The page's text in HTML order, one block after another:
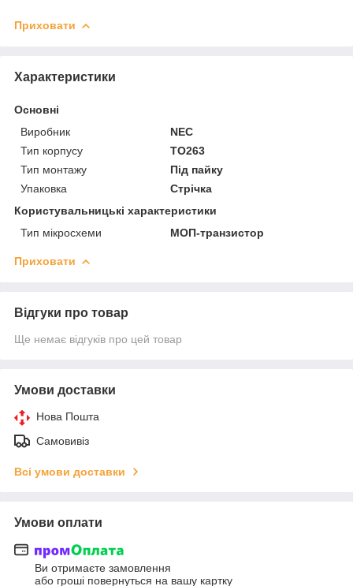
Приховати
Характеристики
Основні
Виробник
NEC
Тип корпусу
TO263
Тип монтажу
Під пайку
Упаковка
Стрічка
Користувальницькі характеристики
Тип мікросхеми
МОП-транзистор
Приховати
Відгуки про товар
Ще немає відгуків про цей товар
Умови доставки
Нова Пошта
Самовивіз
Всі умови доставки
Умови оплати
Ви отримаєте замовлення
або гроші повернуться на вашу картку